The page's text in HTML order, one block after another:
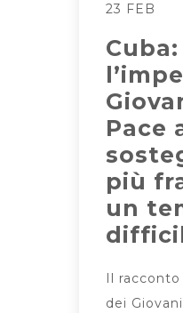
23 FEB
Cuba:
Pace
più
un
Il
dei